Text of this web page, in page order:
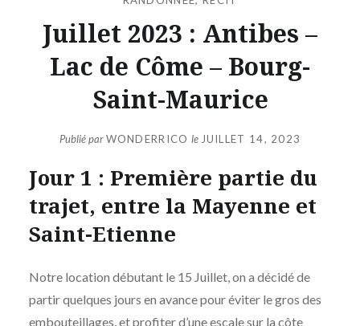
Juillet 2023 : Antibes –
Lac de Côme – Bourg-
Saint-Maurice
Publié parWONDERRICO le JUILLET 14, 2023
Jour 1 : Première partie du
trajet, entre la Mayenne et
Saint-Etienne
Notre location débutant le 15 Juillet, on a décidé de
partir quelques jours en avance pour éviter le gros des
embouteillages, et profiter d’une escale sur la côte